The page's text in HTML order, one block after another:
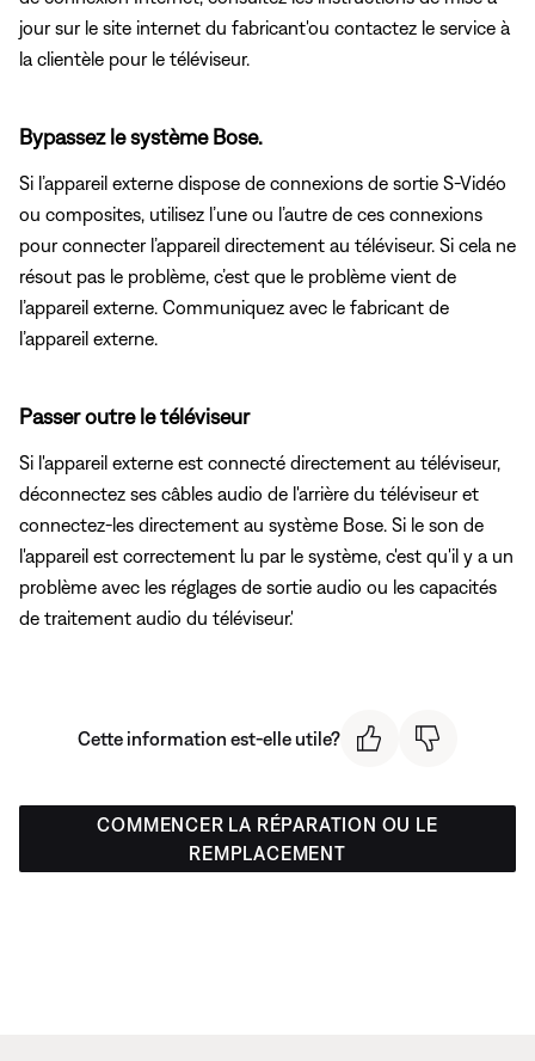
jour sur le site internet du fabricant'ou contactez le service à
la clientèle pour le téléviseur.
Bypassez le système Bose.
Si l’appareil externe dispose de connexions de sortie S‑Vidéo
ou composites, utilisez l’une ou l’autre de ces connexions
pour connecter l’appareil directement au téléviseur. Si cela ne
résout pas le problème, c’est que le problème vient de
l’appareil externe. Communiquez avec le fabricant de
l’appareil externe.
Passer outre le téléviseur
Si l'appareil externe est connecté directement au téléviseur,
déconnectez ses câbles audio de l'arrière du téléviseur et
connectez-les directement au système Bose. Si le son de
l'appareil est correctement lu par le système, c'est qu'il y a un
problème avec les réglages de sortie audio ou les capacités
de traitement audio du téléviseur.'
Cette information est-elle utile?
COMMENCER LA RÉPARATION OU LE
REMPLACEMENT